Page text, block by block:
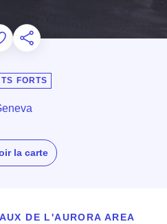
to Favorites
Partager cette page
FORTS
la carte
DE L'AURORA AREA